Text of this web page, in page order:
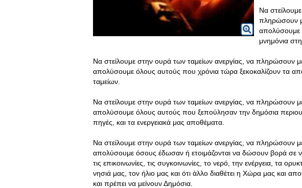
Να
πληρώσουν
απολύσουμε
μνημόνια
Να στείλουμε στην ουρά των ταμείων ανεργίας, να πληρώσουν
απολύσουμε όλους αυτούς που χρόνια τώρα ξεκοκαλίζουν τα
ταμείων.
Να στείλουμε στην ουρά των ταμείων ανεργίας, να πληρώσουν
απολύσουμε όλους αυτούς που ξεπούλησαν την δημόσια
πηγές, και τα ενεργειακά μας αποθέματα.
Να στείλουμε στην ουρά των ταμείων ανεργίας, να πληρώσουν
απολύσουμε όσους έδωσαν ή ετοιμάζονται να δώσουν βορά σε
τις επικοινωνίες, τις συγκοινωνίες, το νερό, την ενέργεια, τα
νησιά μας, τον ήλιο μας και ότι άλλο διαθέτει η Χώρα μας και
και πρέπει να μείνουν Δημόσια